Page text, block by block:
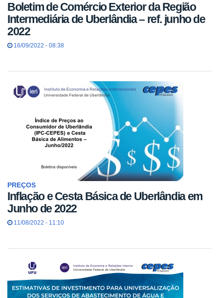
Boletim de Comércio Exterior da Região
Intermediária de Uberlândia – ref. junho de
2022
16/09/2022 - 08:38
PREÇOS
Inflação e Cesta Básica de Uberlândia em
Junho de 2022
11/08/2022 - 11:10